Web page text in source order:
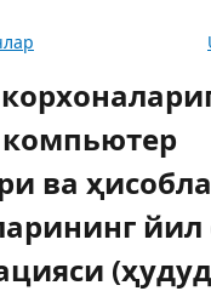
ва
йил